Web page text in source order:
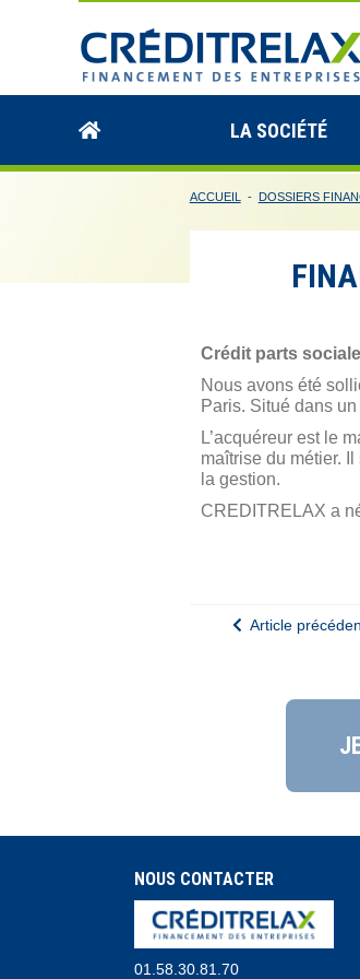
LA SOCIÉTÉ
ACCUEIL - DOSSIERS
Crédit parts
Nous avons été
Paris. Situé dans
L’acquéreur est le
maîtrise du métier.
la gestion.
CREDITRELAX a
Article
NOUS CONTACTER
01.58.30.81.70